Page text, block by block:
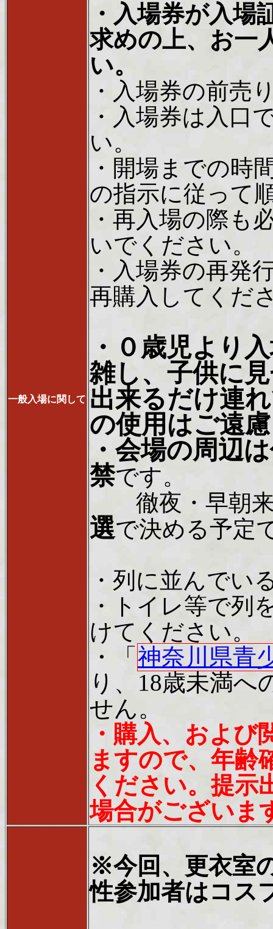
一般入場に関して
・入場券が入
求めの上、お一
い。
・入場券の前売
・入場券は入口
い。
・開場までの時
の指示に従って
・再入場の際も
いでください。
・入場券の再発
再購入してくだ
・０歳児より
雑し、子供に
出来るだけ連
の使用はご遠
・会場の周辺
禁です。
徹夜・早朝来
選で決める予定
・列に並んでい
・トイレ等で列
けてください。
・「 神奈川県青
り、18歳未満へ
せん。
・購入、およ
ますので、年齢
ください。提示
場合がございま
※今回、更衣室
性参加者はコス